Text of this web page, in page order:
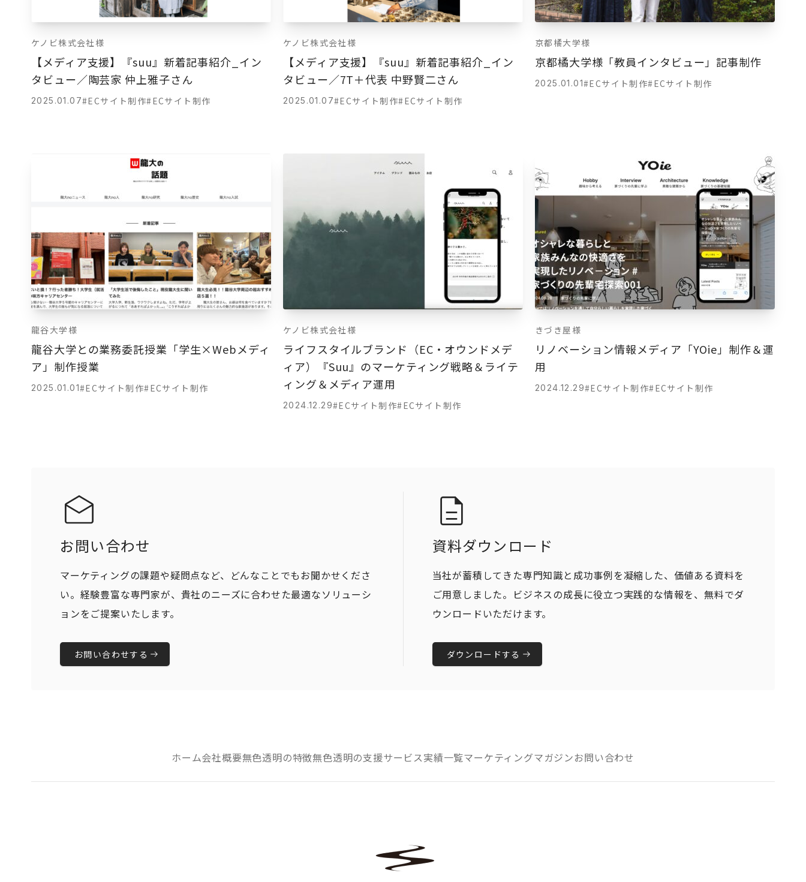
ケノビ株式会社様
【メディア支援】『suu』新着記事紹介_イン
タビュー／陶芸家 仲上雅子さん
2025.01.07#ECサイト制作#ECサイト制作
ケノビ株式会社様
【メディア支援】『suu』新着記事紹介_イン
タビュー／7T＋代表 中野賢二さん
2025.01.07#ECサイト制作#ECサイト制作
京都橘大学様
京都橘大学様「教員インタビュー」記事制作
2025.01.01#ECサイト制作#ECサイト制作
龍谷大学様
龍谷大学との業務委託授業「学生×Webメディ
ア」制作授業
2025.01.01#ECサイト制作#ECサイト制作
ケノビ株式会社様
ライフスタイルブランド（EC・オウンドメデ
ィア）『Suu』のマーケティング戦略＆ライテ
ィング＆メディア運用
2024.12.29#ECサイト制作#ECサイト制作
きづき屋様
リノベーション情報メディア「YOie」制作＆運
用
2024.12.29#ECサイト制作#ECサイト制作
お問い合わせ
マーケティングの課題や疑問点など、どんなことでもお聞かせくださ
い。経験豊富な専門家が、貴社のニーズに合わせた最適なソリューシ
ョンをご提案いたします。
お問い合わせする
資料ダウンロード
当社が蓄積してきた専門知識と成功事例を凝縮した、価値ある資料を
ご用意しました。ビジネスの成長に役立つ実践的な情報を、無料でダ
ウンロードいただけます。
ダウンロードする
ホーム会社概要無色透明の特徴無色透明の支援サービス実績一覧マーケティングマガジンお問い合わせ